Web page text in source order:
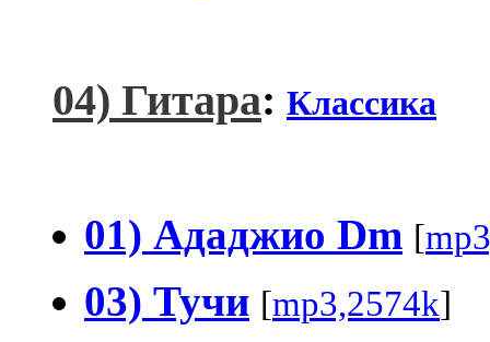
04) Гитара: Классика
01) Ададжио Dm [
03) Тучи [mp3,2574k]